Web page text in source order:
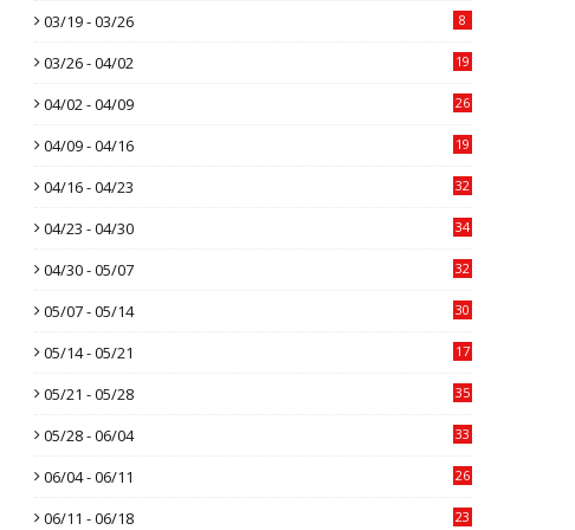
03/19 - 03/26 8
03/26 - 04/02 19
04/02 - 04/09 26
04/09 - 04/16 19
04/16 - 04/23 32
04/23 - 04/30 34
04/30 - 05/07 32
05/07 - 05/14 30
05/14 - 05/21 17
05/21 - 05/28 35
05/28 - 06/04 33
06/04 - 06/11 26
06/11 - 06/18 23